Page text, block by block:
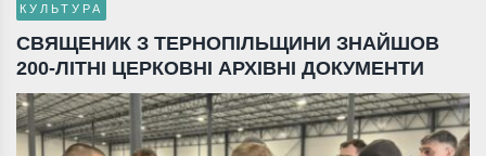
КУЛЬТУРА
СВЯЩЕНИК З ТЕРНОПІЛЬЩИНИ ЗНАЙШОВ
200-ЛІТНІ ЦЕРКОВНІ АРХІВНІ ДОКУМЕНТИ